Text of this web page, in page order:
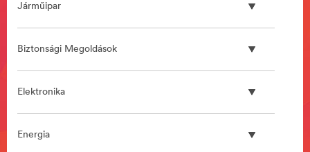
Járműipar
Biztonsági Megoldások
Elektronika
Energia